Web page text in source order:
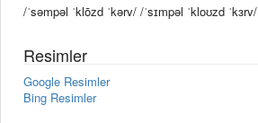
/ˈsəmpəl ˈklōzd ˈkərv/ /ˈsɪmpəl ˈkloʊzd ˈkɜrv/
Resimler
Google Resimler
Bing Resimler